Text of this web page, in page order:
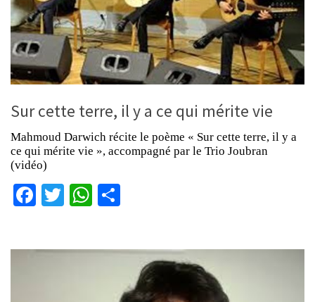
Sur cette terre, il y a ce qui mérite vie
Mahmoud Darwich récite le poème « Sur cette terre, il y a
ce qui mérite vie », accompagné par le Trio Joubran
(vidéo)
Facebook
TwitterWhatsApp